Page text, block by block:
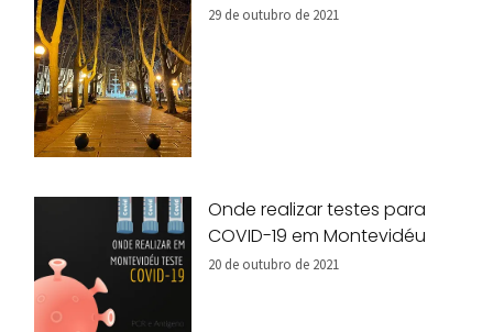
29 de outubro de 2021
Onde realizar testes para
COVID-19 em Montevidéu
20 de outubro de 2021